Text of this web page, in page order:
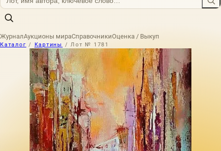
ЖурналАукционы мираСправочникиОценка / Выкуп
Каталог / Картины / Лот № 1781